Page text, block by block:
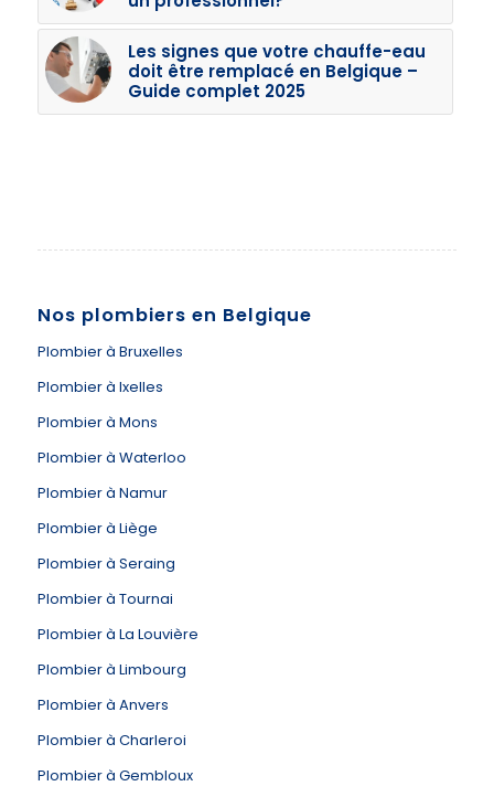
Les signes que votre chauffe-eau
doit être remplacé en Belgique –
Guide complet 2025
Nos plombiers en Belgique
Plombier à Bruxelles
Plombier à Ixelles
Plombier à Mons
Plombier à Waterloo
Plombier à Namur
Plombier à Liège
Plombier à Seraing
Plombier à Tournai
Plombier à La Louvière
Plombier à Limbourg
Plombier à Anvers
Plombier à Charleroi
Plombier à Gembloux